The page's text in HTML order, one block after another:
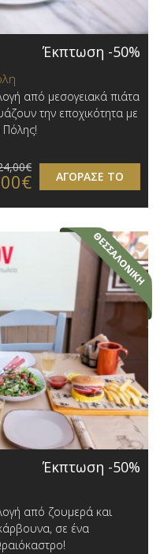
Έκπτωση -50%
από μεσογειακά πιάτα
την εποχικότητα με
Πόλης!
ΑΓΟΡΑΣΕ ΤΟ
Έκπτωση -50%
από ζουμερά και
σε ένα